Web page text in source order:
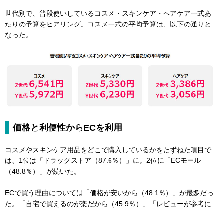
世代別で、普段使いしているコスメ・スキンケア・ヘアケア一式あ
たりの予算をヒアリング。コスメ一式の平均予算は、以下の通りと
なった。
価格と利便性からECを利用
コスメやスキンケア用品をどこで購入しているかをたずねた項目で
は、1位は「ドラッグストア（87.6％）」に。2位に「ECモール
（48.8％）」が続いた。
ECで買う理由については「価格が安いから（48.1％）」が最多だっ
た。「自宅で買えるのが楽だから（45.9％）」「レビューが参考に